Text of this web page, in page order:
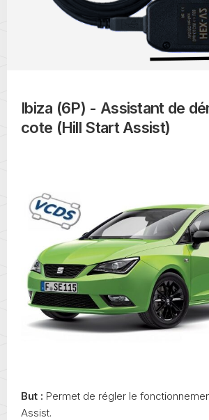
Ibiza (6P) - Assistant de
cote (Hill Start Assist)
But : Permet de régler le
Assist.